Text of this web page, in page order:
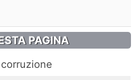
PAGINA